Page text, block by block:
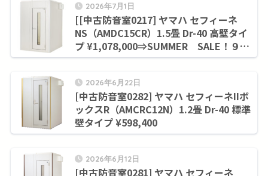
2026年7月1日
[[中古防音室0217] ヤマハ セフィーネ
NS（AMDC15CR）1.5畳 Dr-40 高壁タイ
プ ¥1,078,000⇒SUMMER SALE！９月
末まで¥997,700
2026年6月22日
[中古防音室0282] ヤマハ セフィーネIIボ
ックスR（AMCRC12N）1.2畳 Dr-40 標準
壁タイプ ¥598,400
2026年6月12日
[中古防音室0281] ヤマハ セフィーネ